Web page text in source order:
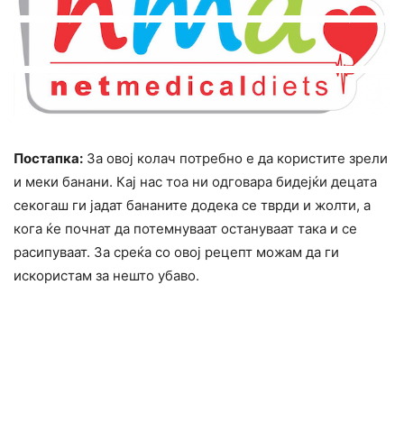
Постапка: За овој колач потребно е да користите зрели
и меки банани. Кај нас тоа ни одговара бидејќи децата
секогаш ги јадат бананите додека се тврди и жолти, а
кога ќе почнат да потемнуваат остануваат така и се
расипуваат. За среќа со овој рецепт можам да ги
искористам за нешто убаво.